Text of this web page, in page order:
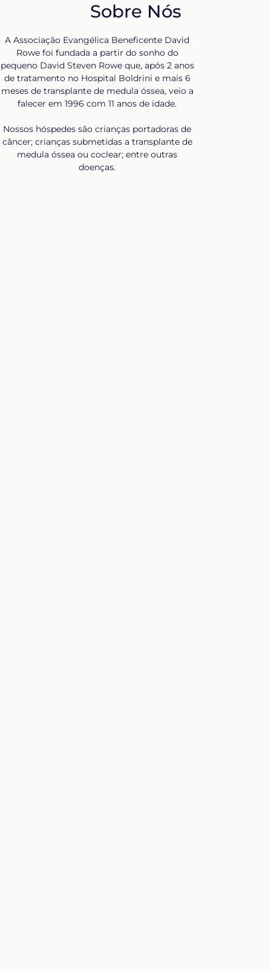
Sobre Nós
A Associação Evangélica Beneficente David
Rowe foi fundada a partir do sonho do
pequeno David Steven Rowe que, após 2 anos
de tratamento no Hospital Boldrini e mais 6
meses de transplante de medula óssea, veio a
falecer em 1996 com 11 anos de idade.
Nossos hóspedes são crianças portadoras de
câncer; crianças submetidas a transplante de
medula óssea ou coclear; entre outras
doenças.